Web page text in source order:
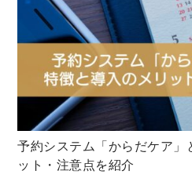
予約システム「からだケア」
ット・注意点を紹介